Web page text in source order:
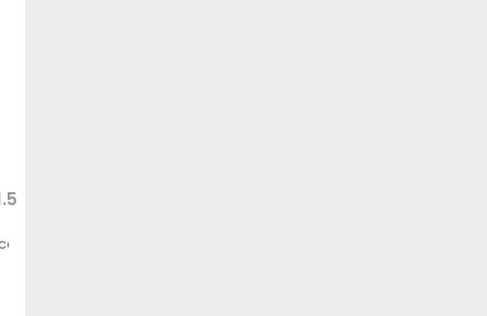
con materiales de máxima resistencia para ser